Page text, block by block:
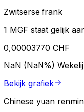
Zwitserse frank
1 MGF staat gelijk
0,00003770 CHF
NaN (NaN%)
Bekijk grafiek
Chinese yuan